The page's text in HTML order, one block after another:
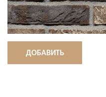
ДОБАВИТЬ